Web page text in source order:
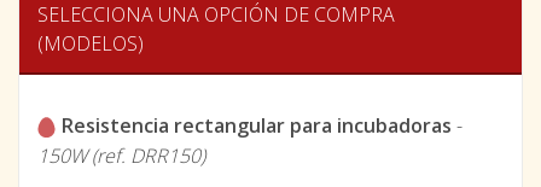
SELECCIONA UNA OPCIÓN DE COMPRA
(MODELOS)
Resistencia rectangular para incubadoras -
150W (ref. DRR150)